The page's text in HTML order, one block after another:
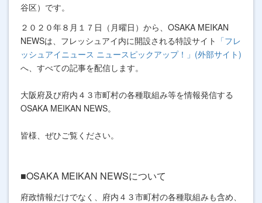
谷区）です。
２０２０年８月１７日（月曜日）から、OSAKA MEIKAN
NEWSは、フレッシュアイ内に開設される特設サイト 「フレ
ッシュアイニュース ニュースピックアップ！」(外部サイト)
へ、すべての記事を配信します。
大阪府及び府内４３市町村の各種取組み等を情報発信する
OSAKA MEIKAN NEWS。
皆様、ぜひご覧ください。
■OSAKA MEIKAN NEWSについて
府政情報だけでなく、府内４３市町村の各種取組みも含め、